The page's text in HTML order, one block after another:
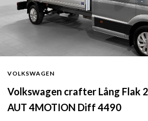
VOLKSWAGEN
Volkswagen crafter Lång Flak
AUT 4MOTION Diff 4490